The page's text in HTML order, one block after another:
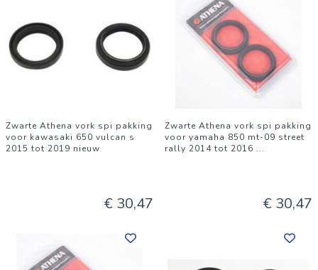
Zwarte Athena vork spi pakking
voor kawasaki 650 vulcan s
2015 tot 2019 nieuw
€ 30,47
Zwarte Athena vork spi pakking
voor yamaha 850 mt-09 street
rally 2014 tot 2016 ...
€ 30,47